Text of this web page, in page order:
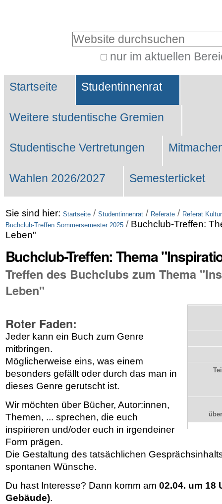
Website durchsuchen
nur im aktuellen
Suche…
Sektionen
Startseite Studentinnenrat
Weitere studentische Gremien
Studentische Vertretungen
Wahlen 2026/2027 Semesterticket
Sie sind hier: Startseite / Studentinnenrat / Referate / Referat Kultur
Buchclub-Treffen Sommersemester 2025 / Buchclub-Treffen:
Leben"
Buchclub-Treffen: Thema
Treffen des Buchclubs zum Thema
Leben"
Roter Faden:
Jeder kann ein Buch zum Genre
mitbringen.
Möglicherweise eins, was einem
besonders gefällt oder durch das man in
dieses Genre gerutscht ist.
Wir möchten über Bücher, Autor:innen,
Themen, ... sprechen, die euch
inspirieren und/oder euch in irgendeiner
Form prägen.
Die Gestaltung des tatsächlichen
spontanen Wünsche.
Du hast Interesse? Dann komm am 02.04. um 18
Gebäude).